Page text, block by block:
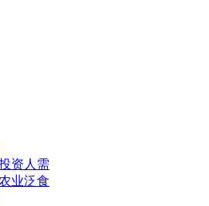
资人需
业泛食